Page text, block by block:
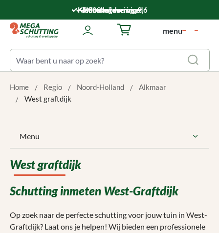
Ga naar de hoofdinhoud5.000 m² voorraad
Snelle levering
Montageservice
Klantwaardering: 9,6
menu
Winkelwagentje bevat 0
Home Regio Noord-Holland
Alkmaar
West graftdijk
Menu
West graftdijk
Schutting inmeten West-Graftdijk
Op zoek naar de perfecte schutting voor jouw tuin in West-
Graftdijk? Laat ons je helpen! Wij bieden een professionele